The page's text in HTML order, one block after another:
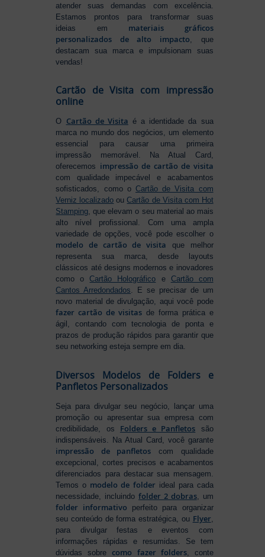
atender suas demandas com excelência.
Estamos prontos para transformar suas
ideias em materiais gráficos
personalizados de alto impacto , que
destacam sua marca e impulsionam suas
vendas!
Cartão de Visita com impressão
online
O Cartão de Visita é a identidade da sua
marca no mundo dos negócios, um elemento
essencial para causar uma primeira
impressão memorável. Na Atual Card,
oferecemos impressão de cartão de visita
com qualidade impecável e acabamentos
sofisticados, como o Cartão de Visita com
Verniz localizado ouCartão de Visita com Hot
Stamping, que elevam o seu material ao mais
alto nível profissional. Com uma ampla
variedade de opções, você pode escolher o
modelo de cartão de visita que melhor
representa sua marca, desde layouts
clássicos até designs modernos e inovadores
como oCartão Holográfico e Cartão com
Cantos Arredondados. E se precisar de um
novo material de divulgação, aqui você pode
fazer cartão de visitas de forma prática e
ágil, contando com tecnologia de ponta e
prazos de produção rápidos para garantir que
seu networking esteja sempre em dia.
Diversos Modelos de Folders e
Panfletos Personalizados
Seja para divulgar seu negócio, lançar uma
promoção ou apresentar sua empresa com
credibilidade, os Folders e Panfletos são
indispensáveis. Na Atual Card, você garante
impressão de panfletos com qualidade
excepcional, cortes precisos e acabamentos
diferenciados para destacar sua mensagem.
Temos o modelo de folder ideal para cada
necessidade, incluindofolder 2 dobras, um
folder informativo perfeito para organizar
seu conteúdo de forma estratégica, ou Flyer
para divulgar festas e eventos com
informações rápidas e resumidas. Se tem
dúvidas sobrecomo fazer folders, conte